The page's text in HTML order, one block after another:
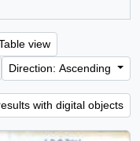
view
Direction: Ascending
with digital objects